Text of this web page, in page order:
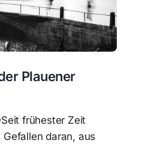
Plauener
frühester Zeit
daran, aus